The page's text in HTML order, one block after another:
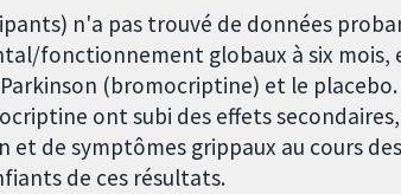
n'a pas trouvé de données
fonctionnement globaux à six
(bromocriptine) et le
ont subi des effets
et de symptômes grippaux au cours
de ces résultats.